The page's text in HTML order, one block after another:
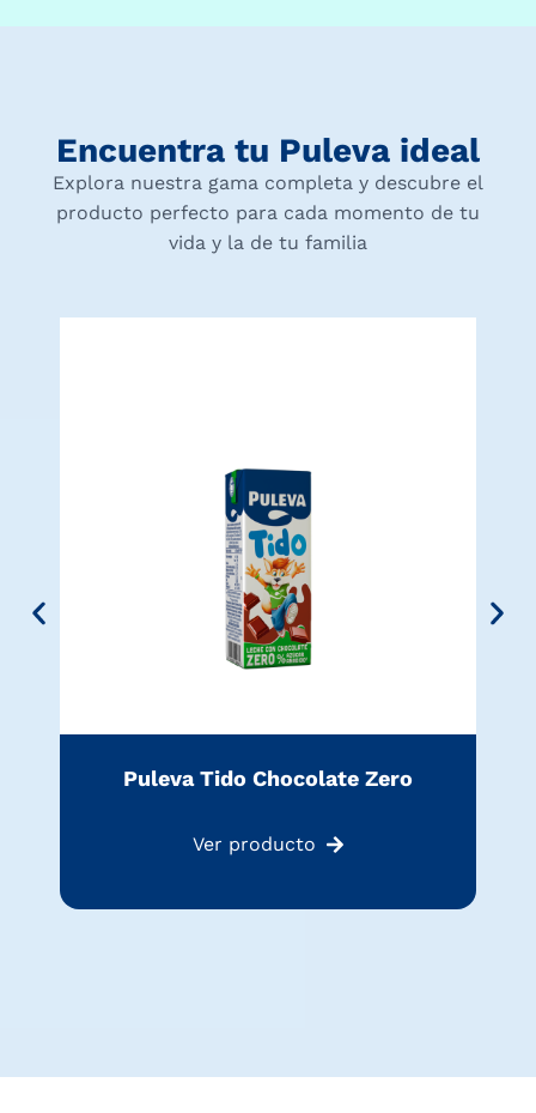
Encuentra tu Puleva ideal
Explora nuestra gama completa y descubre el
producto perfecto para cada momento de tu
vida y la de tu familia
Puleva Tido Chocolate Zero
Ver producto